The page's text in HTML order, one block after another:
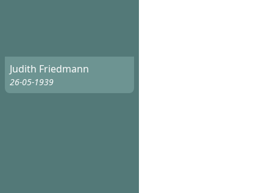
Judith Friedmann
26-05-1939